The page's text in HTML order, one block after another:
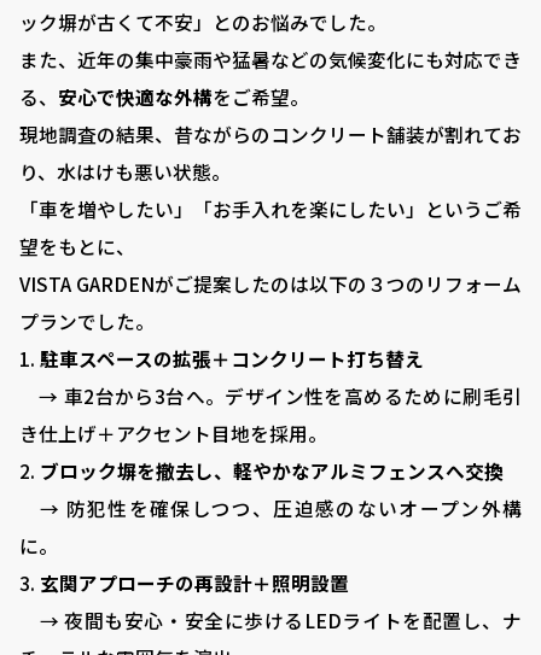
ック塀が古くて不安」とのお悩みでした。
また、近年の集中豪雨や猛暑などの気候変化にも対応でき
る、 安心で快適な外構をご希望。
現地調査の結果、昔ながらのコンクリート舗装が割れてお
り、水はけも悪い状態。
「車を増やしたい」「お手入れを楽にしたい」というご希
望をもとに、
VISTA GARDENがご提案したのは以下の３つのリフォーム
プランでした。
駐車スペースの拡張＋コンクリート打ち替え
→ 車2台から3台へ。デザイン性を高めるために刷毛引
き仕上げ＋アクセント目地を採用。
ブロック塀を撤去し、軽やかなアルミフェンスへ交換
→ 防犯性を確保しつつ、圧迫感のないオープン外構
に。
玄関アプローチの再設計＋照明設置
→ 夜間も安心・安全に歩けるLEDライトを配置し、ナ